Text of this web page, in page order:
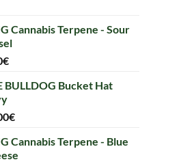
Cannabis Terpene - Sour
€
BULLDOG Bucket Hat
€
Cannabis Terpene - Blue